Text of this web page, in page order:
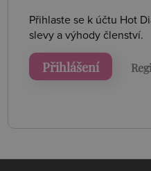
Přihlaste se k účtu Hot
slevy a výhody členství.
Přihlášení